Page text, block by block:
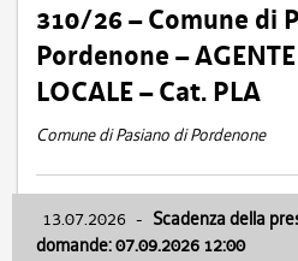
310/26 – Comune di
Pordenone –
LOCALE – Cat. PLA
Comune di Pasiano di Pordenone
13.07.2026 - Scadenza della
domande: 07.09.2026 12:00